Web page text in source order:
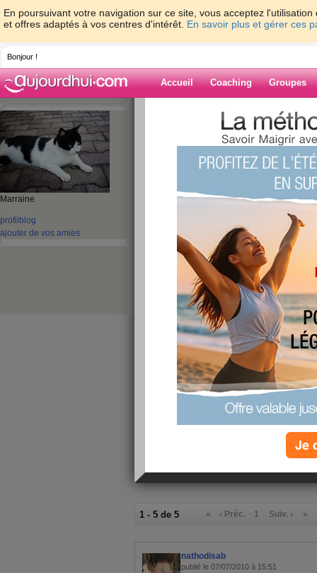
En poursuivant votre navigation sur ce site, vous acceptez
et offres adaptés à vos centres d'intérêt. En savoir plus et gérer ces
Bonjour !
Accueil Coaching Groupes
Marraine
profil blog
ajouter de vos amies
> > 30 juin.
Blog de
30 juin.
Bonjour les amies. C'est la cata, ce matin je
kg depuis le mariage de notre fille c'est à dire
plus de motivations. Aujourd'hui c'est le
de 3 ans, il me quitte pour rentrer à la
me quittera a son tour après 4 ans de garde
pensionnaire à la maison pour quelques
ne va pas se sauver, et il faut qu'il s'adapte a
mon alimentation
Petit-déjeuner :
galette
Verres d'eau :
0
Calories consommées :
0 kcal
1 - 5 de 5 « ‹ Préc. 1 Suiv. › »
nathodisab
publié le 07/07/2010 à 15:51
Je